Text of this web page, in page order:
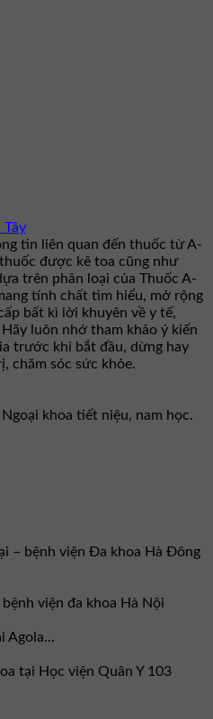
Tây
tin liên quan đến thuốc từ A-
được kê toa cũng như
trên phân loại của Thuốc A-
tính chất tìm hiểu, mở rộng
bất kì lời khuyên về y tế,
luôn nhớ tham khảo ý kiến
trước khi bắt đầu, dừng hay
chăm sóc sức khỏe.
khoa tiết niệu, nam học.
– bệnh viện Đa khoa Hà Đông
viện đa khoa Hà Nội
Agola...
tại Học viện Quân Y 103